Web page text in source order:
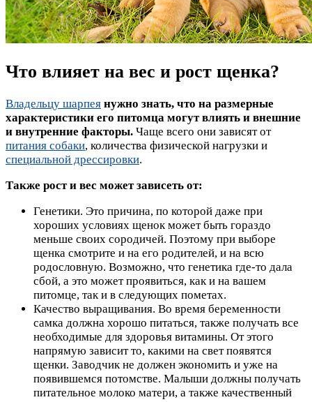
Что влияет на вес и рост щенка?
Владельцу шарпея нужно знать, что на размерные
характеристики его питомца могут влиять и внешние
и внутренние факторы. Чаще всего они зависят от
питания собаки, количества физической нагрузки и
специальной дрессировки.
Также рост и вес может зависеть от:
Генетики. Это причина, по которой даже при
хороших условиях щенок может быть гораздо
меньше своих сородичей. Поэтому при выборе
щенка смотрите и на его родителей, и на всю
родословную. Возможно, что генетика где-то дала
сбой, а это может проявиться, как и на вашем
питомце, так и в следующих пометах.
Качество выращивания. Во время беременности
самка должна хорошо питаться, также получать все
необходимые для здоровья витамины. От этого
напрямую зависит то, какими на свет появятся
щенки. Заводчик не должен экономить и уже на
появившемся потомстве. Малыши должны получать
питательное молоко матери, а также качественный